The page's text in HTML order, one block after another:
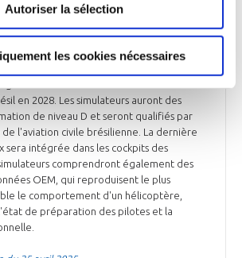
Autoriser la sélection
les cookies nécessaires
Airbus H160/H175 pour
en 2028. Les simulateurs auront des
de niveau D et seront qualifiés par
de l'aviation civile brésilienne. La dernière
sera intégrée dans les cockpits des
comprendront également des
OEM, qui reproduisent le plus
le comportement d'un hélicoptère,
de préparation des pilotes et la